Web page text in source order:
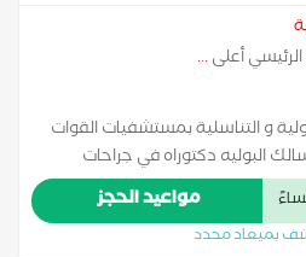
أعلى...
و التناسلية بمستشفيات القوات
البوليه دكتوراه في جراحات
البروستاتا عبر الإحليل استئصال
الكلية الغسيل البريتوني
الاستسقاء عملية البروستاتا بالليزر
مواعيد الحجز
بميعاد محدد